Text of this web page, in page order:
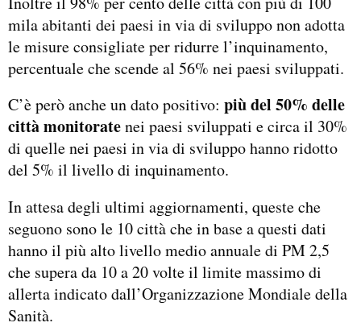
mila abitanti dei paesi in via di sviluppo non adotta
le misure consigliate per ridurre l’inquinamento,
percentuale che scende al 56% nei paesi sviluppati.
C’è però anche un dato positivo: più del 50% delle
città monitoratenei paesi sviluppati e circa il 30%
di quelle nei paesi in via di sviluppo hanno ridotto
del 5% il livello di inquinamento.
In attesa degli ultimi aggiornamenti, queste che
seguono sono le 10 città che in base a questi dati
hanno il più alto livello medio annuale di PM 2,5
che supera da 10 a 20 volte il limite massimo di
allerta indicato dall’Organizzazione Mondiale della
Sanità.